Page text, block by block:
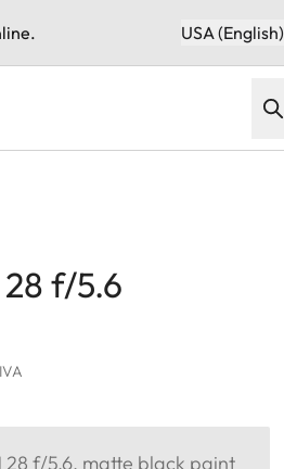
USA (English)
f/5.6
28 f/5.6, matte black paint